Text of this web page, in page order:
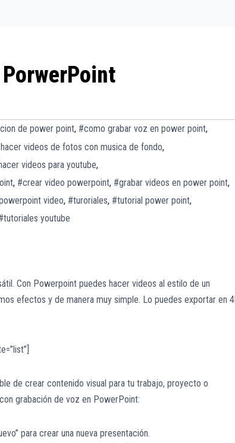
de power point, #como grabar voz en power point,
videos de fotos con musica de fondo,
videos para youtube,
, #crear video powerpoint, #grabar videos en power point,
video, #turoriales, #tutorial power point,
youtube
Con Powerpoint puedes hacer videos al estilo de un
efectos y de manera muy simple. Lo puedes exportar en
de crear contenido visual para tu trabajo, proyecto o
grabación de voz en PowerPoint:
para crear una nueva presentación.